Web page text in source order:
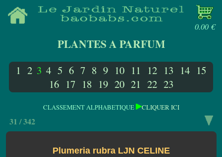
0.00 €
PLANTES A PARFUM
1 2 3 4 5 6 7 8 9 10 11 12 13 14 15
16 17 18 19 20 21 22 23
CLASSEMENT ALPHABETIQUE CLIQUER ICI
31 / 342
Plumeria rubra LJN CELINE